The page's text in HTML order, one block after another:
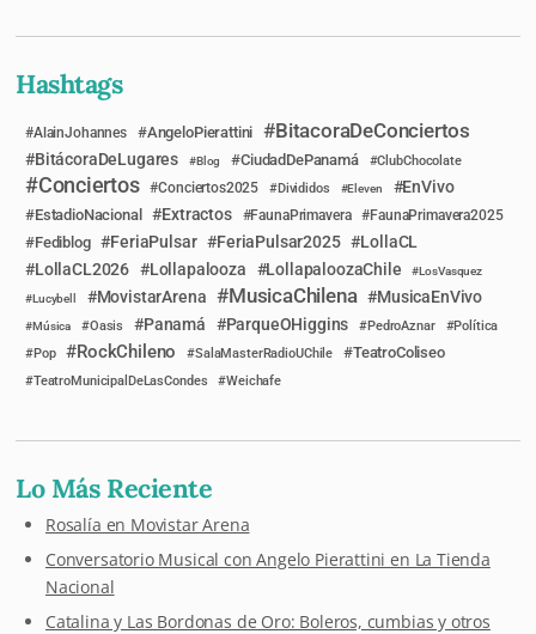
Hashtags
AlainJohannes AngeloPierattini BitacoraDeConciertos
BitácoraDeLugares Blog CiudadDePanamá ClubChocolate
Conciertos Conciertos2025 Divididos Eleven EnVivo
EstadioNacional Extractos FaunaPrimavera FaunaPrimavera2025
Fediblog FeriaPulsar FeriaPulsar2025
LollaCL
LollaCL2026
Lollapalooza LollapaloozaChile
LosVasquez
Lucybell
MovistarArena MusicaChilena MusicaEnVivo
Música Oasis Panamá ParqueOHiggins PedroAznar
Política
Pop
RockChileno SalaMasterRadioUChile TeatroColiseo
TeatroMunicipalDeLasCondes Weichafe
Lo Más Reciente
Rosalía en Movistar Arena
Conversatorio Musical con Angelo Pierattini en La Tienda
Nacional
Catalina y Las Bordonas de Oro: Boleros, cumbias y otros